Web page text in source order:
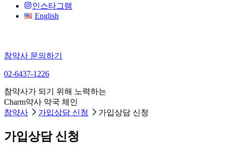
인스타그램
English
참약사 문의하기
02-6437-1226
참약사가 되기 위해 노력하는
Charm약사 약국 체인
참약사
가입상담 신청 가입상담 신청
가입상담 신청